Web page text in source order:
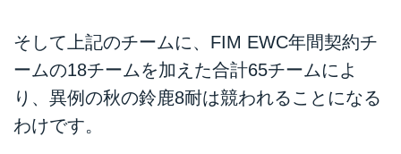
そして上記のチームに、FIM EWC年間契約チ
ームの18チームを加えた合計65チームによ
り、異例の秋の鈴鹿8耐は競われることになる
わけです。